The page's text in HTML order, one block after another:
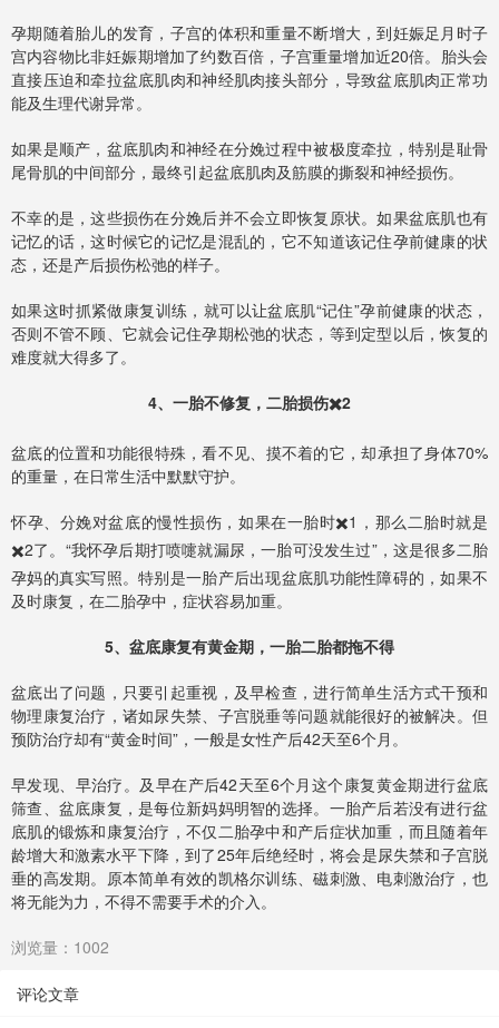
孕期随着胎儿的发育，子宫的体积和重量不断增大，到妊娠足月时子
宫内容物比非妊娠期增加了约数百倍，子宫重量增加近20倍。胎头会
直接压迫和牵拉盆底肌肉和神经肌肉接头部分，导致盆底肌肉正常功
能及生理代谢异常。
如果是顺产，盆底肌肉和神经在分娩过程中被极度牵拉，特别是耻骨
尾骨肌的中间部分，最终引起盆底肌肉及筋膜的撕裂和神经损伤。
不幸的是，这些损伤在分娩后并不会立即恢复原状。如果盆底肌也有
记忆的话，这时候它的记忆是混乱的，它不知道该记住孕前健康的状
态，还是产后损伤松弛的样子。
如果这时抓紧做康复训练，就可以让盆底肌“记住”孕前健康的状态，
否则不管不顾、它就会记住孕期松弛的状态，等到定型以后，恢复的
难度就大得多了。
4、一胎不修复，二胎损伤✖️2
盆底的位置和功能很特殊，看不见、摸不着的它，却承担了身体70%
的重量，在日常生活中默默守护。
怀孕、分娩对盆底的慢性损伤，如果在一胎时✖️1，那么二胎时就是
✖️2了。“我怀孕后期打喷嚏就漏尿，一胎可没发生过”，这是很多二胎
孕妈的真实写照。特别是一胎产后出现盆底肌功能性障碍的，如果不
及时康复，在二胎孕中，症状容易加重。
5、盆底康复有黄金期，一胎二胎都拖不得
盆底出了问题，只要引起重视，及早检查，进行简单生活方式干预和
物理康复治疗，诸如尿失禁、子宫脱垂等问题就能很好的被解决。但
预防治疗却有“黄金时间”，一般是女性产后42天至6个月。
早发现、早治疗。及早在产后42天至6个月这个康复黄金期进行盆底
筛查、盆底康复，是每位新妈妈明智的选择。一胎产后若没有进行盆
底肌的锻炼和康复治疗，不仅二胎孕中和产后症状加重，而且随着年
龄增大和激素水平下降，到了25年后绝经时，将会是尿失禁和子宫脱
垂的高发期。原本简单有效的凯格尔训练、磁刺激、电刺激治疗，也
将无能为力，不得不需要手术的介入。
浏览量：1002
评论文章